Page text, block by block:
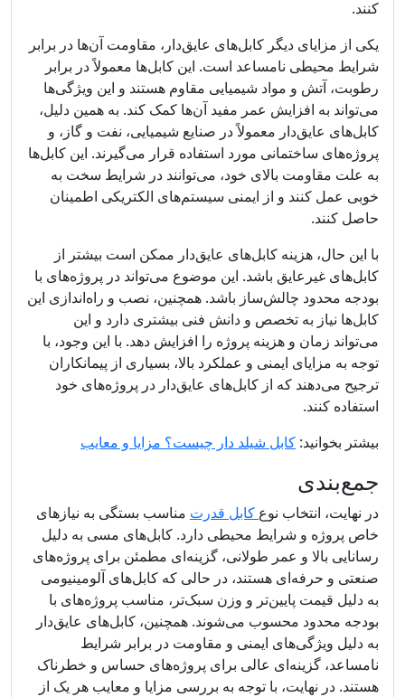
کنند.
یکی از مزایای دیگر کابل‌های عایق‌دار، مقاومت آن‌ها در برابر
شرایط محیطی نامساعد است. این کابل‌ها معمولاً در برابر
رطوبت، آتش و مواد شیمیایی مقاوم هستند و این ویژگی‌ها
می‌تواند به افزایش عمر مفید آن‌ها کمک کند. به همین دلیل،
کابل‌های عایق‌دار معمولاً در صنایع شیمیایی، نفت و گاز، و
پروژه‌های ساختمانی مورد استفاده قرار می‌گیرند. این کابل‌ها
به علت مقاومت بالای خود، می‌توانند در شرایط سخت به
خوبی عمل کنند و از ایمنی سیستم‌های الکتریکی اطمینان
حاصل کنند.
با این حال، هزینه کابل‌های عایق‌دار ممکن است بیشتر از
کابل‌های غیرعایق باشد. این موضوع می‌تواند در پروژه‌های با
بودجه محدود چالش‌ساز باشد. همچنین، نصب و راه‌اندازی این
کابل‌ها نیاز به تخصص و دانش فنی بیشتری دارد و این
می‌تواند زمان و هزینه پروژه را افزایش دهد. با این وجود، با
توجه به مزایای ایمنی و عملکرد بالا، بسیاری از پیمانکاران
ترجیح می‌دهند که از کابل‌های عایق‌دار در پروژه‌های خود
استفاده کنند.
بیشتر بخوانید: کابل شیلد دار چیست؟ مزایا و معایب
جمع‌بندی
در نهایت، انتخاب نوع کابل قدرت مناسب بستگی به نیازهای
خاص پروژه و شرایط محیطی دارد. کابل‌های مسی به دلیل
رسانایی بالا و عمر طولانی، گزینه‌ای مطمئن برای پروژه‌های
صنعتی و حرفه‌ای هستند، در حالی که کابل‌های آلومینیومی
به دلیل قیمت پایین‌تر و وزن سبک‌تر، مناسب پروژه‌های با
بودجه محدود محسوب می‌شوند. همچنین، کابل‌های عایق‌دار
به دلیل ویژگی‌های ایمنی و مقاومت در برابر شرایط
نامساعد، گزینه‌ای عالی برای پروژه‌های حساس و خطرناک
هستند. در نهایت، با توجه به بررسی مزایا و معایب هر یک از